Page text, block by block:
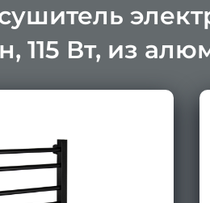
115 Вт, из